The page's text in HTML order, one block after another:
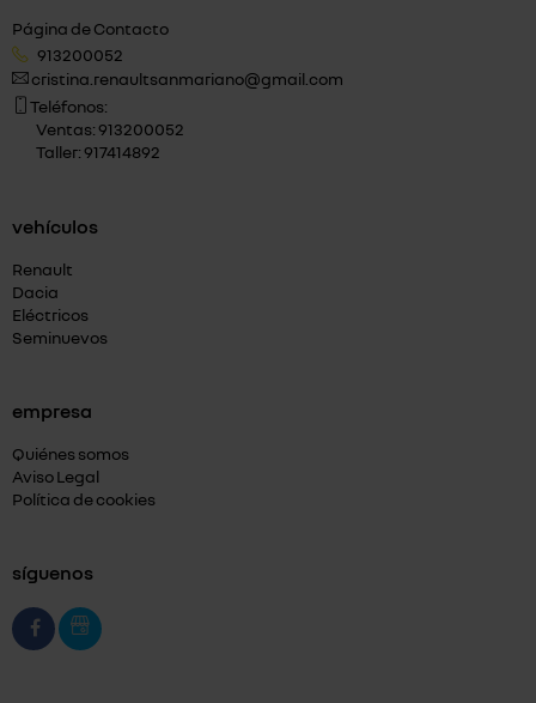
Página de Contacto
913200052
cristina.renaultsanmariano@gmail.com
Teléfonos:
Ventas: 913200052
Taller: 917414892
vehículos
Renault
Dacia
Eléctricos
Seminuevos
empresa
Quiénes somos
Aviso Legal
Política de cookies
síguenos